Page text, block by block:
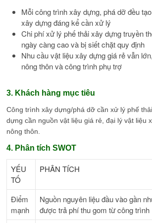
Mỗi công trình xây dựng, phá dỡ đều
xây dựng đáng kể cần xử lý
Chi phí xử lý phế thải xây dựng truyền
ngày càng cao và bị siết chặt quy định
Nhu cầu vật liệu xây dựng giá rẻ vẫn
nông thôn và công trình phụ trợ
3. Khách hàng mục tiêu
Công trình xây dựng/phá dỡ cần xử lý phế
dựng cần nguồn vật liệu giá rẻ, đại lý vật liệu
nông thôn.
4. Phân tích SWOT
YẾU
TỐ
PHÂN TÍCH
Điểm
mạnh
Nguồn nguyên liệu đầu vào gần
được trả phí thu gom từ công trình